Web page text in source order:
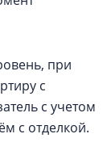
при
с
с учетом
с отделкой.